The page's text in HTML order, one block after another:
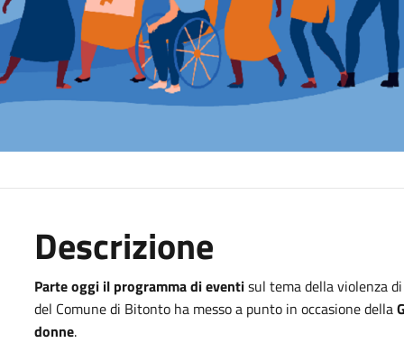
Descrizione
Parte oggi il programma di eventisul tema della violenza
del Comune di Bitonto ha messo a punto in occasione della
donne.